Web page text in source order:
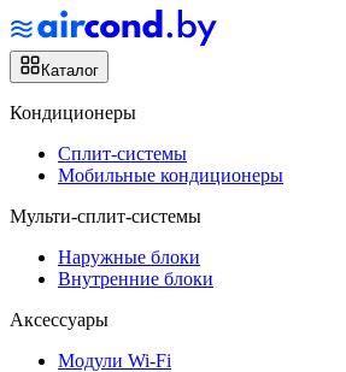
Каталог
Кондиционеры
Сплит-системы
Мобильные кондиционеры
Мульти-сплит-системы
Наружные блоки
Внутренние блоки
Аксессуары
Модули Wi-Fi